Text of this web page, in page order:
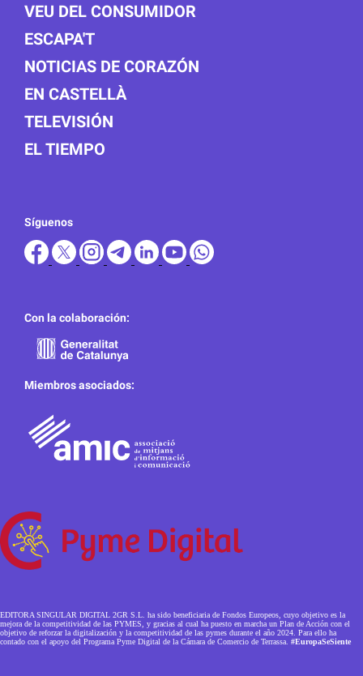
VEU DEL CONSUMIDOR
ESCAPA'T
NOTICIAS DE CORAZÓN
EN CASTELLÀ
TELEVISIÓN
EL TIEMPO
Síguenos
Con la colaboración:
Miembros asociados:
EDITORA SINGULAR DIGITAL 2GR S.L. ha sido beneficiaria de Fondos Europeos, cuyo objetivo es la
mejora de la competitividad de las PYMES, y gracias al cual ha puesto en marcha un Plan de Acción con el
objetivo de reforzar la digitalización y la competitividad de las pymes durante el año 2024. Para ello ha
contado con el apoyo del Programa Pyme Digital de la Cámara de Comercio de Terrassa. #EuropaSeSiente